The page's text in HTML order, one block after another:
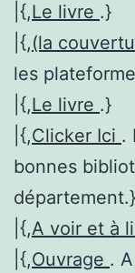
|{,Le livre .}
|{,(la
les
|{,Le livre .}
|{,Clicker Ici .
bonnes
département.}
|{,A voir et à
|{,Ouvrage .